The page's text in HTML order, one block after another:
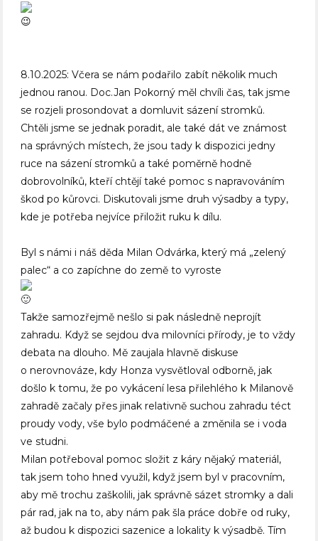
8.10.2025: Včera se nám podařilo zabít několik much
jednou ranou. Doc.Jan Pokorný měl chvíli čas, tak jsme
se rozjeli prosondovat a domluvit sázení stromků.
Chtěli jsme se jednak poradit, ale také dát ve známost
na správných místech, že jsou tady k dispozici jedny
ruce na sázení stromků a také poměrně hodně
dobrovolníků, kteří chtějí také pomoc s napravováním
škod po kůrovci. Diskutovali jsme druh výsadby a typy,
kde je potřeba nejvíce přiložit ruku k dílu.
Byl s námi i náš děda Milan Odvárka, který má „zelený
palec“ a co zapíchne do země to vyroste
Takže samozřejmě nešlo si pak následně neprojít
zahradu. Když se sejdou dva milovníci přírody, je to vždy
debata na dlouho. Mě zaujala hlavně diskuse
o nerovnováze, kdy Honza vysvětloval odborně, jak
došlo k tomu, že po vykácení lesa přilehlého k Milanově
zahradě začaly přes jinak relativně suchou zahradu téct
proudy vody, vše bylo podmáčené a změnila se i voda
ve studni.
Milan potřeboval pomoc složit z káry nějaký materiál,
tak jsem toho hned využil, když jsem byl v pracovním,
aby mě trochu zaškolili, jak správně sázet stromky a dali
pár rad, jak na to, aby nám pak šla práce dobře od ruky,
až budou k dispozici sazenice a lokality k výsadbě. Tím